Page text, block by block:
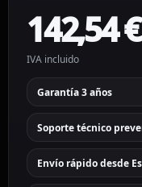
142,54€
IVA incluido
Garantía 3 años
Soporte técnico
Envío rápido desde